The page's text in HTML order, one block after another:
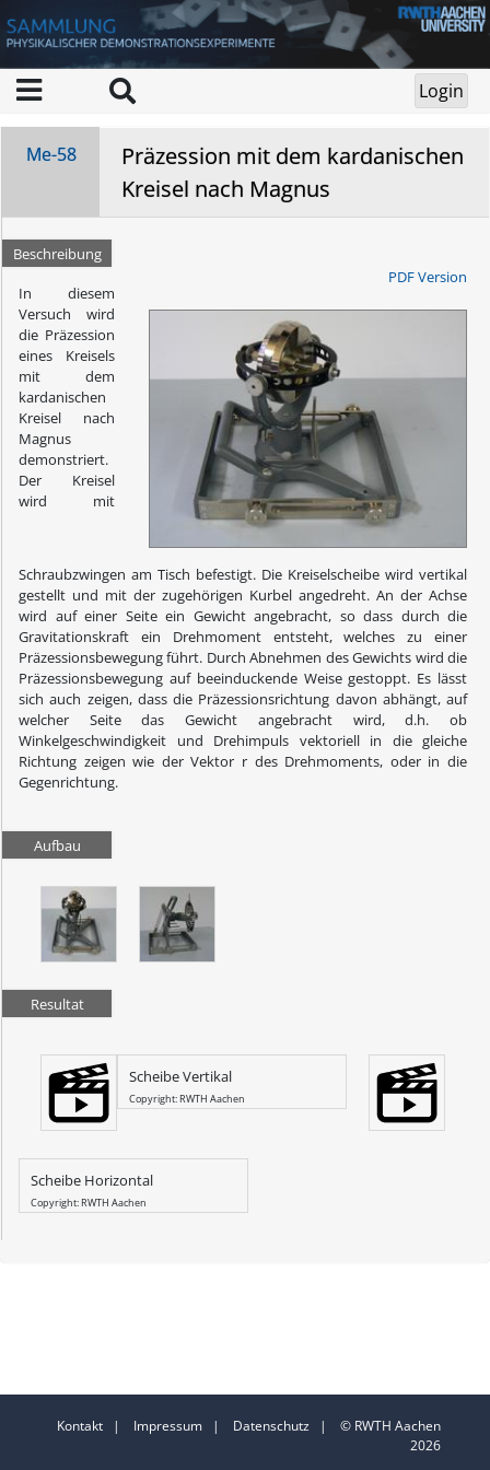
Me-58
Präzession mit dem kardanischen
Kreisel nach Magnus
Beschreibung
PDF Version
In diesem
Versuch wird
die Präzession
eines Kreisels
mit dem
kardanischen
Kreisel nach
Magnus
demonstriert.
Der Kreisel
wird mit
Schraubzwingen am Tisch befestigt. Die Kreiselscheibe wird vertikal
gestellt und mit der zugehörigen Kurbel angedreht. An der Achse
wird auf einer Seite ein Gewicht angebracht, so dass durch die
Gravitationskraft ein Drehmoment entsteht, welches zu einer
Präzessionsbewegung führt. Durch Abnehmen des Gewichts wird die
Präzessionsbewegung auf beeinduckende Weise gestoppt. Es lässt
sich auch zeigen, dass die Präzessionsrichtung davon abhängt, auf
welcher Seite das Gewicht angebracht wird, d.h. ob
Winkelgeschwindigkeit und Drehimpuls vektoriell in die gleiche
Richtung zeigen wie der Vektor r des Drehmoments, oder in die
Gegenrichtung.
Aufbau
Resultat
Scheibe Vertikal
Copyright: RWTH Aachen
Scheibe Horizontal
Copyright: RWTH Aachen
Kontakt | Impressum | Datenschutz | © RWTH Aachen
2026